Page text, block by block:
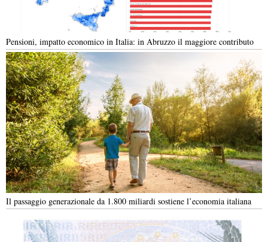
Pensioni, impatto economico in Italia: in Abruzzo il maggiore contributo
Il passaggio generazionale da 1.800 miliardi sostiene l’economia italiana